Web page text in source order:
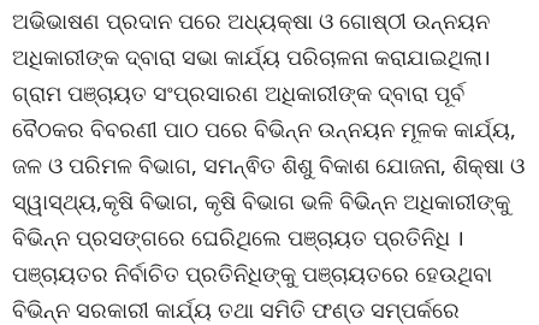
ଅଭିଭାଷଣ ପ୍ରଦାନ ପରେ ଅଧ୍ୟକ୍ଷା ଓ ଗୋଷ୍ଠୀ ଉନ୍ନୟନ
ଅଧିକାରୀଙ୍କ ଦ୍ବାରା ସଭା କାର୍ଯ୍ୟ ପରିଚାଳନା କରାଯାଇଥିଲା।
ଗ୍ରାମ ପଞ୍ଚାୟତ ସଂପ୍ରସାରଣ ଅଧିକାରୀଙ୍କ ଦ୍ବାରା ପୂର୍ବ
ବୈଠକର ବିବରଣୀ ପାଠ ପରେ ବିଭିନ୍ନ ଉନ୍ନୟନ ମୂଳକ କାର୍ଯ୍ୟ,
ଜଳ ଓ ପରିମଳ ବିଭାଗ, ସମନ୍ଵିତ ଶିଶୁ ବିକାଶ ଯୋଜନା, ଶିକ୍ଷା ଓ
ସ୍ୱାସ୍ଥ୍ୟ,କୃଷି ବିଭାଗ, କୃଷି ବିଭାଗ ଭଳି ବିଭିନ୍ନ ଅଧିକାରୀଙ୍କୁ
ବିଭିନ୍ନ ପ୍ରସଙ୍ଗରେ ଘେରିଥିଲେ ପଞ୍ଚାୟତ ପ୍ରତିନିଧି ।
ପଞ୍ଚାୟତର ନିର୍ବାଚିତ ପ୍ରତିନିଧିଙ୍କୁ ପଞ୍ଚାୟତରେ ହେଉଥିବା
ବିଭିନ୍ନ ସରକାରୀ କାର୍ଯ୍ୟ ତଥା ସମିତି ଫଣ୍ଡ ସମ୍ପର୍କରେ